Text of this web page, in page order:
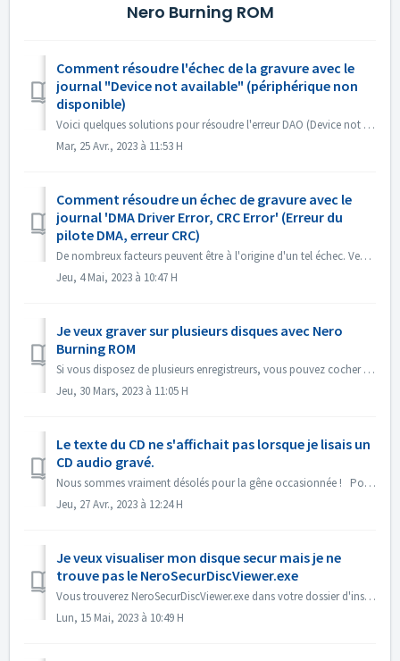
Nero Burning ROM
Comment résoudre l'échec de la gravure avec le
journal "Device not available" (périphérique non
disponible)
Voici quelques solutions pour résoudre l'erreur DAO (Device not available). Mettez à jour ou annulez le micrologiciel du pilote Ce problème survien...
Mar, 25 Avr., 2023 à 11:53 H
Comment résoudre un échec de gravure avec le
journal 'DMA Driver Error, CRC Error' (Erreur du
pilote DMA, erreur CRC)
De nombreux facteurs peuvent être à l'origine d'un tel échec. Veuillez essayer les méthodes suivantes : 1. Changez les câbles de données sur le ...
Jeu, 4 Mai, 2023 à 10:47 H
Je veux graver sur plusieurs disques avec Nero
Burning ROM
Si vous disposez de plusieurs enregistreurs, vous pouvez cocher l'option "Utiliser plusieurs enregistreurs" dans l'onglet Gravure avant de...
Jeu, 30 Mars, 2023 à 11:05 H
Le texte du CD ne s'affichait pas lorsque je lisais un
CD audio gravé.
Nous sommes vraiment désolés pour la gêne occasionnée ! Pourriez-vous lire le CD avec Nero MediaHome et vérifier les métadonnées ? Vos lecteurs doivent pr...
Jeu, 27 Avr., 2023 à 12:24 H
Je veux visualiser mon disque secur mais je ne
trouve pas le NeroSecurDiscViewer.exe
Vous trouverez NeroSecurDiscViewer.exe dans votre dossier d'installation, quelque chose comme : C:\NProgrammes (x86)\NNero\N 2023\NNero Burning ROM\NSec...
Lun, 15 Mai, 2023 à 10:49 H